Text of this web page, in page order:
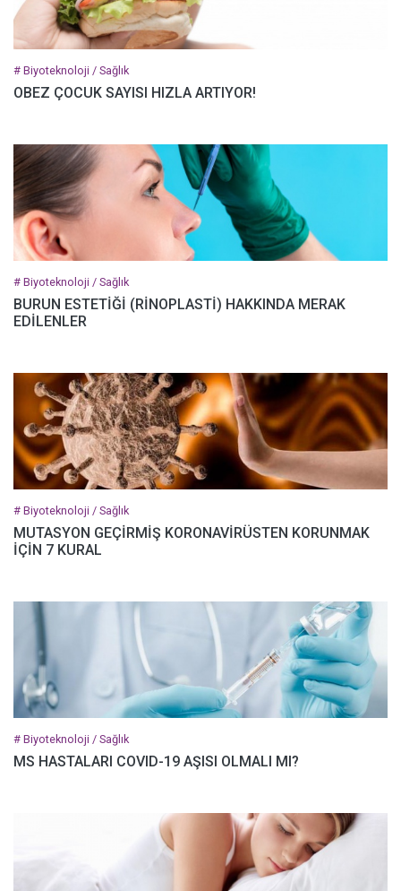
# Biyoteknoloji / Sağlık
OBEZ ÇOCUK SAYISI HIZLA ARTIYOR!
# Biyoteknoloji / Sağlık
BURUN ESTETİĞİ (RİNOPLASTİ) HAKKINDA MERAK
EDİLENLER
# Biyoteknoloji / Sağlık
MUTASYON GEÇİRMİŞ KORONAVİRÜSTEN KORUNMAK
İÇİN 7 KURAL
# Biyoteknoloji / Sağlık
MS HASTALARI COVID-19 AŞISI OLMALI MI?